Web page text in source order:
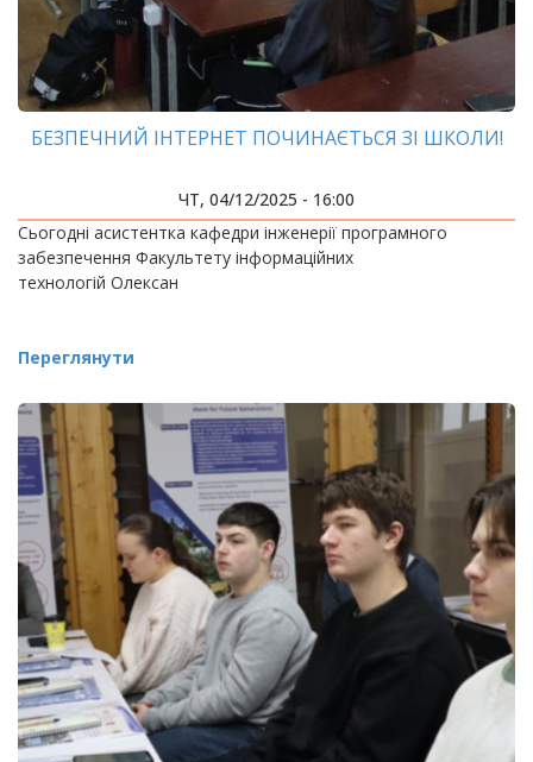
БЕЗПЕЧНИЙ ІНТЕРНЕТ ПОЧИНАЄТЬСЯ ЗІ ШКОЛИ!
ЧТ, 04/12/2025 - 16:00
Сьогодні асистентка кафедри інженерії програмного
забезпечення Факультету інформаційних
технологій Олексан
Переглянути